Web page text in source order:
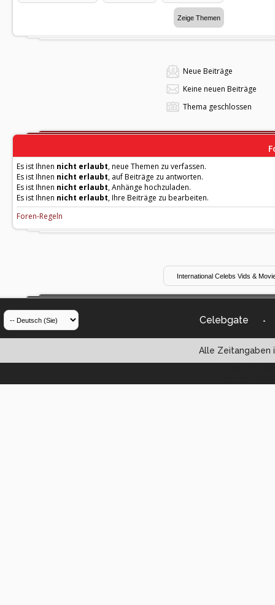
Neue Beiträge
Keine neuen Beiträge
Thema geschlossen
Es ist Ihnen nicht erlaubt, neue Themen zu verfassen.
Es ist Ihnen nicht erlaubt, auf Beiträge zu antworten.
Es ist Ihnen nicht erlaubt, Anhänge hochzuladen.
Es ist Ihnen nicht erlaubt, Ihre Beiträge zu bearbeiten.
Foren-Regeln
Celebgate -
Alle Zeitangaben